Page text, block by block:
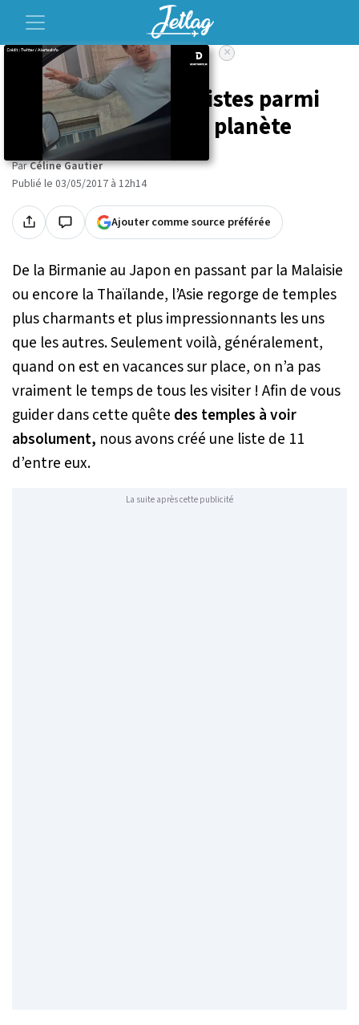
Accueil Voyage
11 temples bouddhistes parmi
les plus beaux de la planète
ParCéline Gautier
Publié le 03/05/2017 à 12h14
Ajouter comme source préférée
De la Birmanie au Japon en passant par la Malaisie
ou encore la Thaïlande, l’Asie regorge de temples
plus charmants et plus impressionnants les uns
que les autres. Seulement voilà, généralement,
quand on est en vacances sur place, on n’a pas
vraiment le temps de tous les visiter ! Afin de vous
guider dans cette quête des temples à voir
absolument, nous avons créé une liste de 11
d’entre eux.
La suite après cette publicité
×